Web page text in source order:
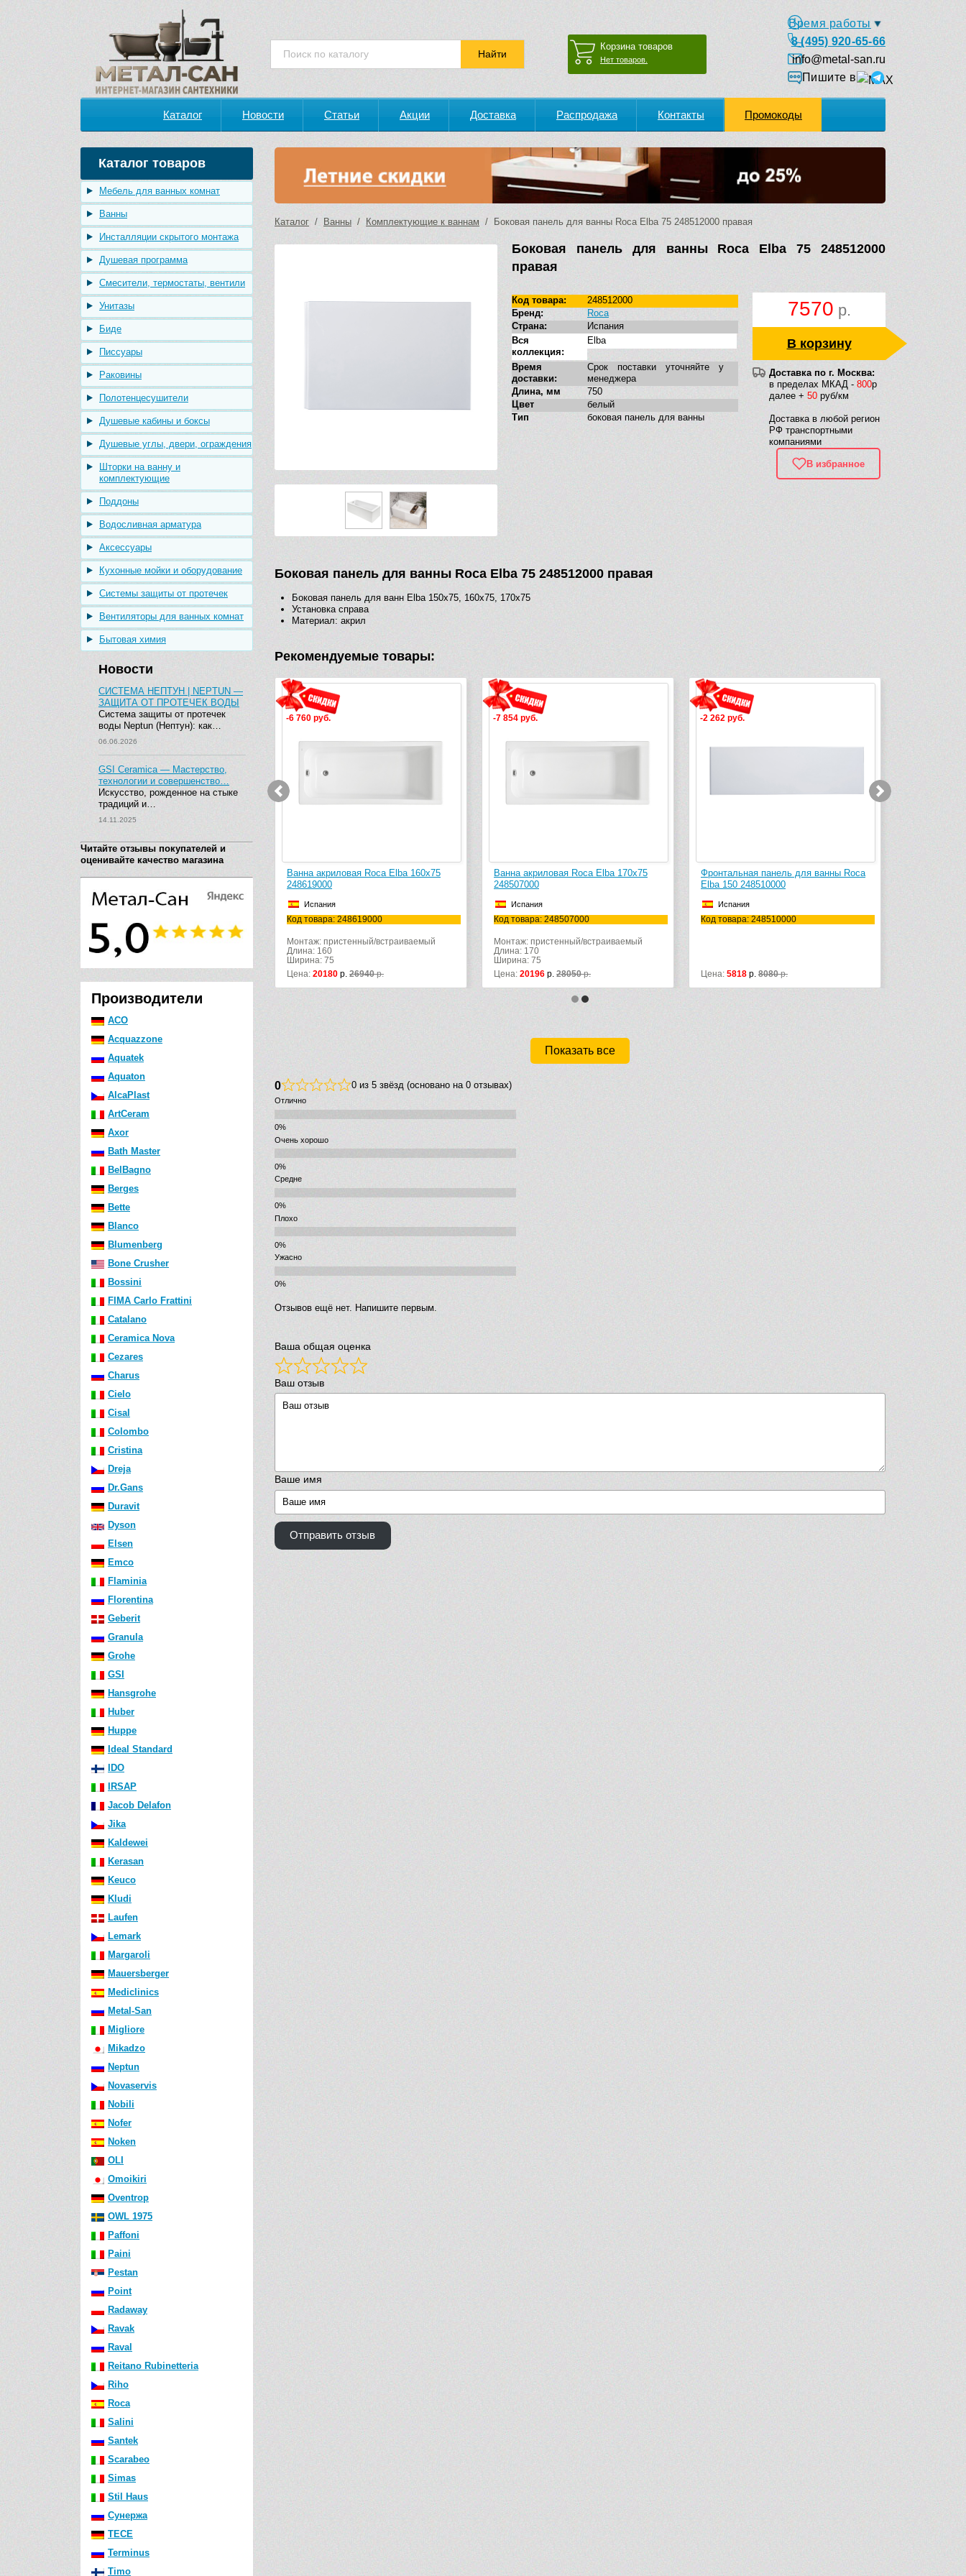
Корзина товаров
Нет товаров.
Время работы
8 (495) 920-65-66
info@metal-san.ru
Пишите в
Каталог Новости Статьи Акции Доставка Распродажа Контакты Промокоды
Каталог товаров
Мебель для ванных комнат
Ванны
Инсталляции скрытого монтажа
Душевая программа
Смесители, термостаты, вентили
Унитазы
Биде
Писсуары
Раковины
Полотенцесушители
Душевые кабины и боксы
Душевые углы, двери, ограждения
Шторки на ванну и
комплектующие
Поддоны
Водосливная арматура
Аксессуары
Кухонные мойки и оборудование
Системы защиты от протечек
Вентиляторы для ванных комнат
Бытовая химия
Новости
СИСТЕМА НЕПТУН | NEPTUN —
ЗАЩИТА ОТ ПРОТЕЧЕК ВОДЫ
Система защиты от протечек
воды Neptun (Нептун): как…
06.06.2026
GSI Ceramica — Мастерство,
технологии и совершенство…
Искусство, рожденное на стыке
традиций и…
14.11.2025
Читайте отзывы покупателей и
оценивайте качество магазина
Производители
ACO
Acquazzone
Aquatek
Aquaton
AlcaPlast
ArtCeram
Axor
Bath Master
BelBagno
Berges
Bette
Blanco
Blumenberg
Bone Crusher
Bossini
FIMA Carlo Frattini
Catalano
Ceramica Nova
Cezares
Charus
Cielo
Cisal
Colombo
Cristina
Dreja
Dr.Gans
Duravit
Dyson
Elsen
Emco
Flaminia
Florentina
Geberit
Granula
Grohe
GSI
Hansgrohe
Huber
Huppe
Ideal Standard
IDO
IRSAP
Jacob Delafon
Jika
Kaldewei
Kerasan
Keuco
Kludi
Laufen
Lemark
Margaroli
Mauersberger
Mediclinics
Metal-San
Migliore
Mikadzo
Neptun
Novaservis
Nobili
Nofer
Noken
OLI
Omoikiri
Oventrop
OWL 1975
Paffoni
Paini
Pestan
Point
Radaway
Ravak
Raval
Reitano Rubinetteria
Riho
Roca
Salini
Santek
Scarabeo
Simas
Stil Haus
Сунержа
TECE
Terminus
Timo
Каталог / Ванны / Комплектующие к ваннам / Боковая панель для ванны Roca Elba 75 248512000 правая
Боковая панель для ванны Roca Elba 75 248512000
правая
7570 р.
В корзину
Доставка по г. Москва:
в пределах МКАД - 800р
далее + 50 руб/км
Доставка в любой регион
РФ транспортными
компаниями
В избранное
Код товара:
248512000
Бренд:
Roca
Страна:
Испания
Вся
коллекция:
Elba
Время
доставки:
Срок поставки уточняйте у
менеджера
Длина, мм
750
Цвет
белый
Тип
боковая панель для ванны
Боковая панель для ванны Roca Elba 75 248512000 правая
Боковая панель для ванн Elba 150х75, 160х75, 170х75
Установка справа
Материал: акрил
Рекомендуемые товары:
пристенный/встраиваемый
-6 760 руб.
Ванна акриловая Roca Elba 160х75
Испания
Монтаж: пристенный/встраиваемый
Ванна акриловая Roca Elba 170х75
Монтаж: пристенный/встраиваемый
Фронтальная панель для ванны Roca
Фронтальная панель для ванны
Показать все
0 0 из 5 звёзд (основано на 0 отзывах)
Отлично
Очень хорошо
Средне
Плохо
Ужасно
Отзывов ещё нет. Напишите первым.
Ваша общая оценка
Ваш отзыв
Ваше имя
Отправить отзыв